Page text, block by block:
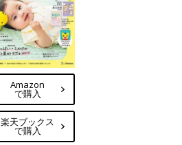
Amazon
で購入
楽天ブックス
で購入